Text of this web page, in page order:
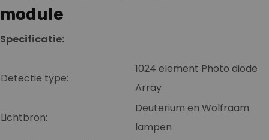
module
Specificatie:
Detectie type:
1024 element Photo diode
Array
Lichtbron:
Deuterium en Wolfraam
lampen